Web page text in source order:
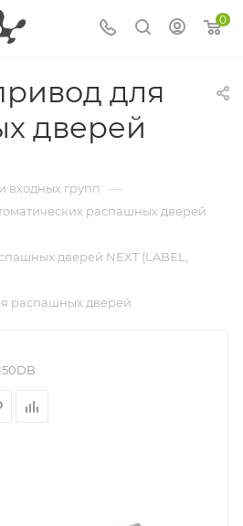
0
для
дверей
входных групп —
распашных дверей
дверей NEXT (LABEL,
распашных дверей